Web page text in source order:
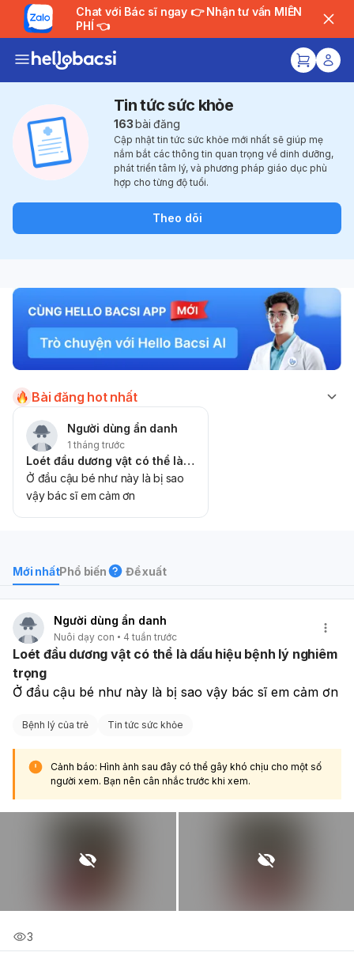
Chat với Bác sĩ ngay 👉 Nhận tư vấn MIỄN
PHÍ 👈
Tin tức sức khỏe
163bài đăng
Cập nhật tin tức sức khỏe mới nhất sẽ giúp mẹ
nắm bắt các thông tin quan trọng về dinh dưỡng,
phát triển tâm lý, và phương pháp giáo dục phù
hợp cho từng độ tuổi.
Theo dõi
Bài đăng hot nhất
Người dùng ẩn danh
1 tháng trước
Loét đầu dương vật có thể là dấu hiệu bệnh lý nghiêm trọng
Ở đầu cậu bé như này là bị sao
vậy bác sĩ em cảm ơn
Mới nhấtPhổ biến Đề xuất
Người dùng ẩn danh
Nuôi dạy con 4 tuần trước
Loét đầu dương vật có thể là dấu hiệu bệnh lý nghiêm
trọng
Ở đầu cậu bé như này là bị sao vậy bác sĩ em cảm ơn
Bệnh lý của trẻ Tin tức sức khỏe
Cảnh báo: Hình ảnh sau đây có thể gây khó chịu cho một số
người xem. Bạn nên cân nhắc trước khi xem.
3